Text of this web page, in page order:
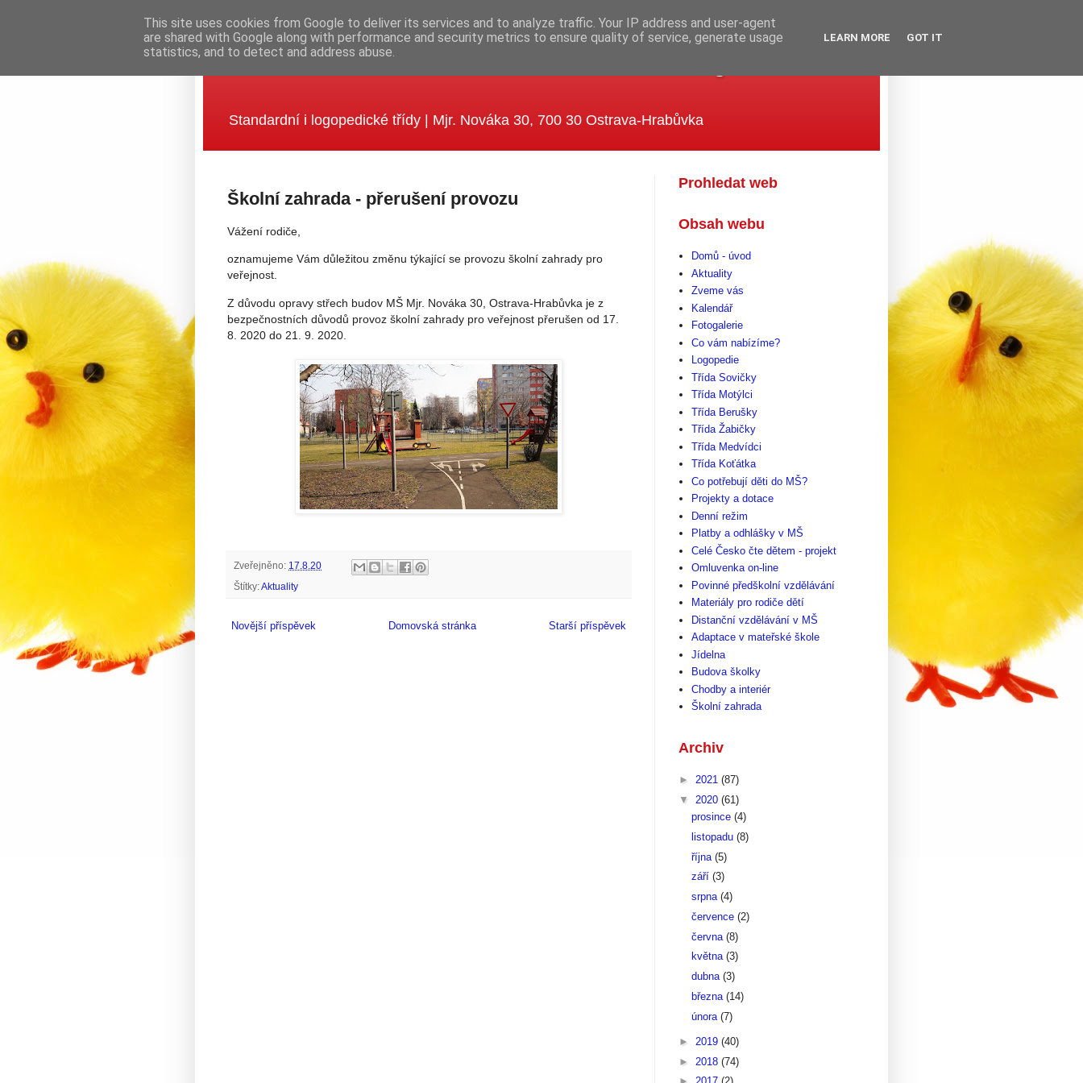
Mateřská škola MUDr. Emílie Lukášové a Klegova
Standardní i logopedické třídy | Mjr. Nováka 30, 700 30 Ostrava-Hrabůvka
Školní zahrada - přerušení provozu
Vážení rodiče,
oznamujeme Vám důležitou změnu týkající se provozu školní zahrady pro
veřejnost.
Z důvodu opravy střech budov MŠ Mjr. Nováka 30, Ostrava-Hrabůvka je z
bezpečnostních důvodů provoz školní zahrady pro veřejnost přerušen od 17.
8. 2020 do 21. 9. 2020.
Zveřejněno: 17.8.20
Štítky: Aktuality
Novější příspěvek Starší příspěvek
Domovská stránka
Prohledat web
Obsah webu
Domů - úvod
Aktuality
Zveme vás
Kalendář
Fotogalerie
Co vám nabízíme?
Logopedie
Třída Sovičky
Třída Motýlci
Třída Berušky
Třída Žabičky
Třída Medvídci
Třída Koťátka
Co potřebují děti do MŠ?
Projekty a dotace
Denní režim
Platby a odhlášky v MŠ
Celé Česko čte dětem - projekt
Omluvenka on-line
Povinné předškolní vzdělávání
Materiály pro rodiče dětí
Distanční vzdělávání v MŠ
Adaptace v mateřské škole
Jídelna
Budova školky
Chodby a interiér
Školní zahrada
Archiv
► 2021 (87)
▼ 2020 (61)
prosince (4)
listopadu (8)
října (5)
září (3)
srpna (4)
července (2)
června (8)
května (3)
dubna (3)
března (14)
února (7)
► 2019 (40)
► 2018 (74)
This site uses cookies from Google to deliver its services and to analyze traffic. Your IP address and user-agent
are shared with Google along with performance and security metrics to ensure quality of service, generate usage
statistics, and to detect and address abuse.
LEARN MORE GOT IT